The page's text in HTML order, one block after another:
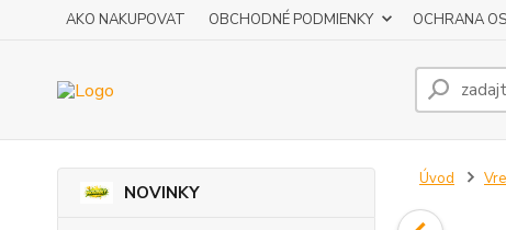
AKO NAKUPOVAT OBCHODNÉ PODMIENKY OCHRANA
NOVINKY
Úvod